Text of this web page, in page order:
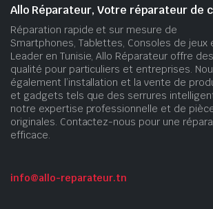
Allo Réparateur, Votre réparateur de
Réparation rapide et sur mesure de
Smartphones, Tablettes, Consoles de jeux
Leader en Tunisie, Allo Réparateur offre
qualité pour particuliers et entreprises.
également l’installation et la vente de
et gadgets tels que des serrures
notre expertise professionnelle et de
originales. Contactez-nous pour une
efficace.
info@allo-reparateur.tn